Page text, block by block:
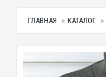
ГЛАВНАЯ КАТАЛОГ